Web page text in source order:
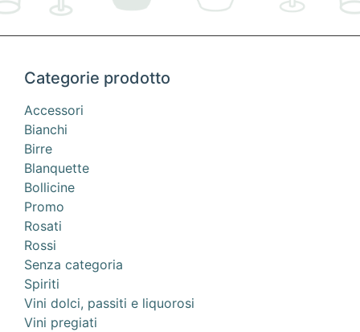
Categorie prodotto
Accessori
Bianchi
Birre
Blanquette
Bollicine
Promo
Rosati
Rossi
Senza categoria
Spiriti
Vini dolci, passiti e liquorosi
Vini pregiati